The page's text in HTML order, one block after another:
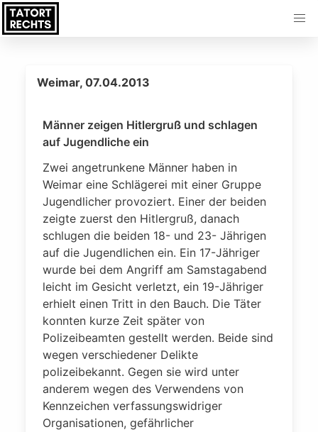
Weimar, 07.04.2013
Männer zeigen Hitlergruß und schlagen
auf Jugendliche ein
Zwei angetrunkene Männer haben in
Weimar eine Schlägerei mit einer Gruppe
Jugendlicher provoziert. Einer der beiden
zeigte zuerst den Hitlergruß, danach
schlugen die beiden 18- und 23- Jährigen
auf die Jugendlichen ein. Ein 17-Jähriger
wurde bei dem Angriff am Samstagabend
leicht im Gesicht verletzt, ein 19-Jähriger
erhielt einen Tritt in den Bauch. Die Täter
konnten kurze Zeit später von
Polizeibeamten gestellt werden. Beide sind
wegen verschiedener Delikte
polizeibekannt. Gegen sie wird unter
anderem wegen des Verwendens von
Kennzeichen verfassungswidriger
Organisationen, gefährlicher